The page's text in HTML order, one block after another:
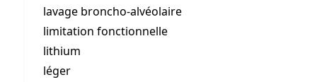
lavage broncho-alvéolaire
limitation fonctionnelle
lithium
léger